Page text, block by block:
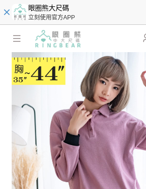
眼圈熊大尺碼
立刻使用官方APP